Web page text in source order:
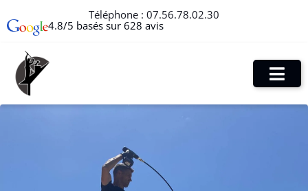
Téléphone : 07.56.78.02.30
4.8/5 basés sur 628 avis